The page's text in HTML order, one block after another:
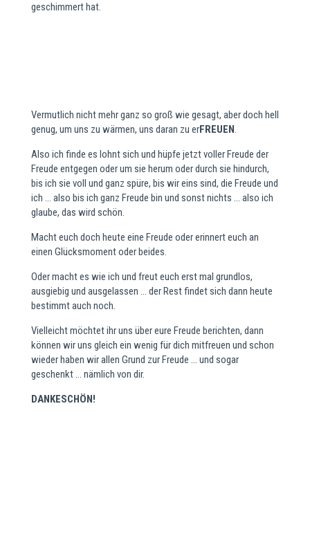
geschimmert hat.
Vermutlich nicht mehr ganz so groß wie gesagt, aber doch hell
genug, um uns zu wärmen, uns daran zu erFREUEN.
Also ich finde es lohnt sich und hüpfe jetzt voller Freude der
Freude entgegen oder um sie herum oder durch sie hindurch,
bis ich sie voll und ganz spüre, bis wir eins sind, die Freude und
ich … also bis ich ganz Freude bin und sonst nichts … also ich
glaube, das wird schön.
Macht euch doch heute eine Freude oder erinnert euch an
einen Glücksmoment oder beides.
Oder macht es wie ich und freut euch erst mal grundlos,
ausgiebig und ausgelassen … der Rest findet sich dann heute
bestimmt auch noch.
Vielleicht möchtet ihr uns über eure Freude berichten, dann
können wir uns gleich ein wenig für dich mitfreuen und schon
wieder haben wir allen Grund zur Freude … und sogar
geschenkt … nämlich von dir.
DANKESCHÖN!